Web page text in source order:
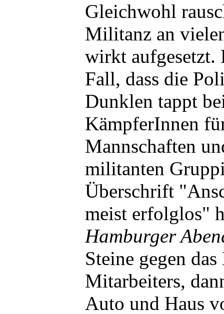
Gleichwohl
Militanz an
wirkt aufgesetzt.
Fall, dass die
Dunklen tappt
KämpferInnen
Mannschaften
militanten
Überschrift
meist erfolglos"
Hamburger
Steine gegen
Mitarbeiters,
Auto und Haus